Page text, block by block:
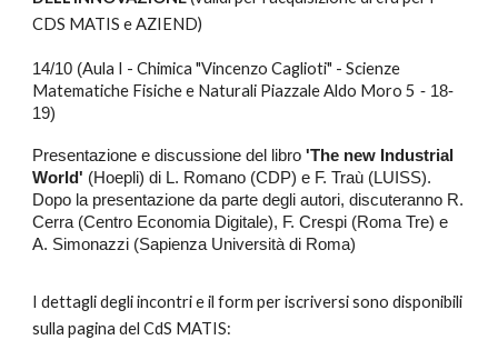
CDS MATIS e AZIEND)
14/10 (Aula I - Chimica "Vincenzo Caglioti" - Scienze
Matematiche Fisiche e Naturali Piazzale Aldo Moro 5 - 18-
19)
Presentazione e discussione del libro'The new Industrial
World' (Hoepli) di L. Romano (CDP) e F. Traù (LUISS).
Dopo la presentazione da parte degli autori, discuteranno R.
Cerra (Centro Economia Digitale), F. Crespi (Roma Tre) e
A. Simonazzi (Sapienza Università di Roma)
I dettagli degli incontri e il form per iscriversi sono disponibili
sulla pagina del CdS MATIS: